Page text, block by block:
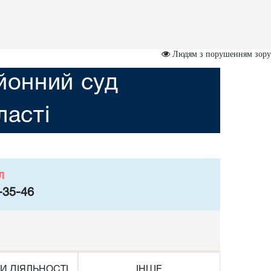
Людям з порушенням зору
суд
35-46